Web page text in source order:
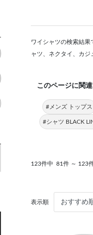
ワイシャツの検索結果
ャツ、ネクタイ、カジ
このページに関
#メンズ トップス
#シャツ BLACK
123件中 81件 ～ 123
表示順